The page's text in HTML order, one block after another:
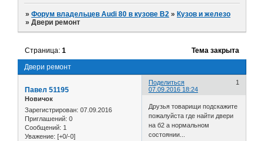
»Форум владельцев Audi 80 в кузове В2 »Кузов и железо
»Двери ремонт
Двери ремонт
Страница:1 Тема закрыта
Поделиться
1
07.09.2016 18:24
Павел 51195
Новичок
Зарегистрирован: 07.09.2016
Приглашений: 0
Сообщений: 1
Уважение: [+0/-0]
Друзья товарищи подскажите
пожалуйста где найти двери
на б2 а нормальном
состоянии...